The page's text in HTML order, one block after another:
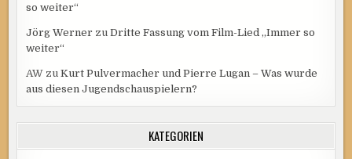
so weiter“
Jörg Werner zuDritte Fassung vom Film-Lied „Immer so
weiter“
AW zuKurt Pulvermacher und Pierre Lugan – Was wurde
aus diesen Jugendschauspielern?
KATEGORIEN